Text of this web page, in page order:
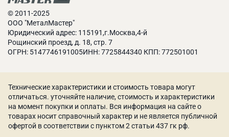
© 2011-2025
ООО "МеталМастер"
Юридический адрес: 115191,г.Москва,4-й
Рощинский проезд, д. 18, стр. 7
ОГРН: 5147746191005ИНН: 7725844340 КПП: 772501001
Технические характеристики и стоимость товара могут
отличаться. уточняйте наличие, стоимость и характеристики
на момент покупки и оплаты. Вся информация на сайте о
товарах носит справочный характер и не является публичной
офертой в соответствии с пунктом 2 статьи 437 гк рф.